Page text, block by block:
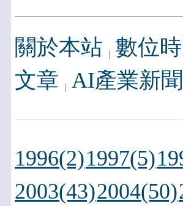
關於本站 數位
文章 AI產業新聞
1996(2)1997(5)
2003(43)2004(50)